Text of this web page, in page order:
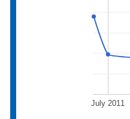
July 2011